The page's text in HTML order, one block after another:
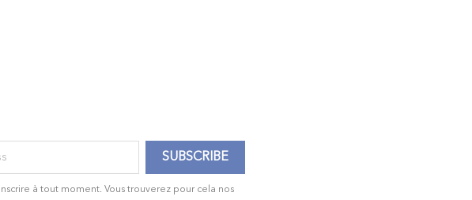
à tout moment. Vous trouverez pour cela nos